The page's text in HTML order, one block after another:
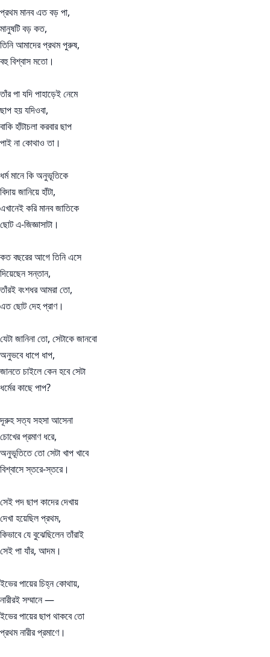
প্রথম মানব এত বড় পা,
মানুষটি বড় কত,
তিনি আমাদের প্রথম পুরুষ,
বহু বিশ্বাস মতো।
তাঁর পা যদি পাহাড়েই নেমে
ছাপ হয় যদিওবা,
বাকি হাঁটাচলা করবার ছাপ
পাই না কোথাও তা।
ধর্ম মানে কি অনুভূতিকে
বিদায় জানিয়ে হাঁটা,
এখানেই করি মানব জাতিকে
ছোট এ-জিজ্ঞাসাটা।
কত বছরের আগে তিনি এসে
দিয়েছেন সন্তান,
তাঁরই বংশধর আমরা তো,
এত ছোট দেহ প্রাণ।
যেটা জানিনা তো, সেটাকে জানবো
অনুভবে ধাপে ধাপ,
জানতে চাইলে কেন হবে সেটা
ধর্মের কাছে পাপ?
দূরুহ সত্য সহসা আসেনা
চোখের প্রমাণ ধরে,
অনুভূতিতে তো সেটা খাপ খাবে
বিশ্বাসে স্তরে-স্তরে।
সেই পদ ছাপ কাদের দেখায়
দেখা হয়েছিল প্রথম,
কিভাবে যে বুঝেছিলেন তাঁরাই
সেই পা যাঁর, আদম।
ইভের পায়ের চিহ্ন কোথায়,
নারীরই সম্মানে —
ইভের পায়ের ছাপ থাকবে তো
প্রথম নারীর প্রমাণে।